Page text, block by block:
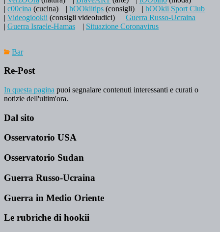
| c00cina (cucina) | hOOkiitips (consigli) | hOOkii Sport Club
| Videogiookii (consigli videoludici) | Guerra Russo-Ucraina
| Guerra Israele-Hamas | Situazione Coronavirus
Bar
Re-Post
In questa pagina puoi segnalare contenuti interessanti e curati o
notizie dell'ultim'ora.
Dal sito
Osservatorio USA
Osservatorio Sudan
Guerra Russo-Ucraina
Guerra in Medio Oriente
Le rubriche di hookii